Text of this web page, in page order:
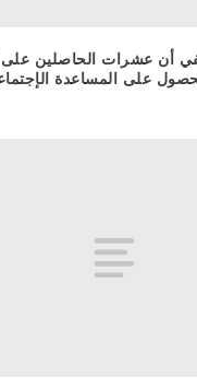
أن عشرات الحاصلين على
على المساعدة